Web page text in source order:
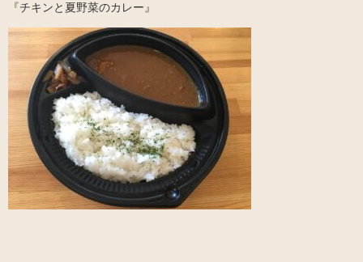
『チキンと夏野菜のカレー』